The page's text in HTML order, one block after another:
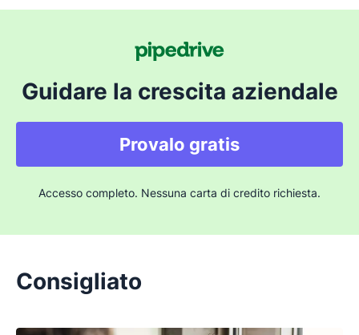
Guidare la crescita aziendale
Provalo gratis
Accesso completo. Nessuna carta di credito richiesta.
Consigliato